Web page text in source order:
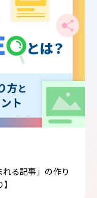
る記事」の作り